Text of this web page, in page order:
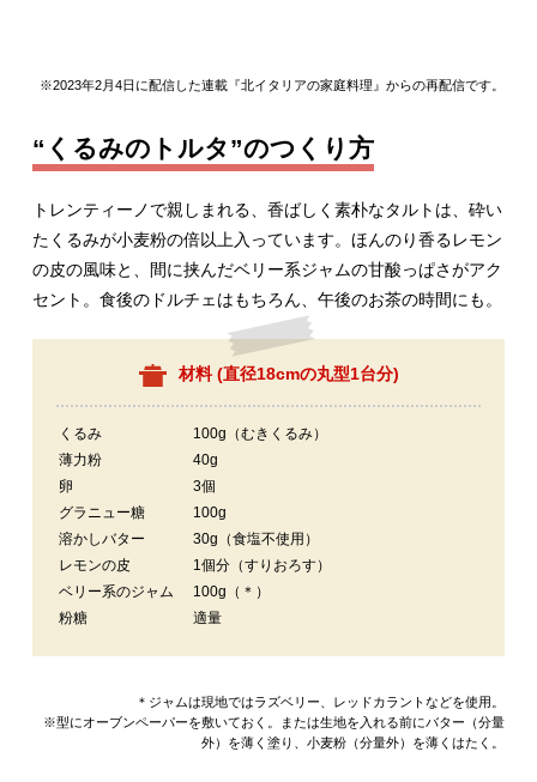
※2023年2月4日に配信した連載『北イタリアの家庭料理』からの再配信です。
“くるみのトルタ”のつくり方
トレンティーノで親しまれる、香ばしく素朴なタルトは、砕い
たくるみが小麦粉の倍以上入っています。ほんのり香るレモン
の皮の風味と、間に挟んだベリー系ジャムの甘酸っぱさがアク
セント。食後のドルチェはもちろん、午後のお茶の時間にも。
材料 (直径18cmの丸型1台分)
くるみ
100g（むきくるみ）
薄力粉
40g
卵
3個
グラニュー糖
100g
溶かしバター
30g（食塩不使用）
レモンの皮
1個分（すりおろす）
ベリー系のジャム
100g（＊）
粉糖
適量
＊ジャムは現地ではラズベリー、レッドカラントなどを使用。
※型にオーブンペーパーを敷いておく。または生地を入れる前にバター（分量
外）を薄く塗り、小麦粉（分量外）を薄くはたく。